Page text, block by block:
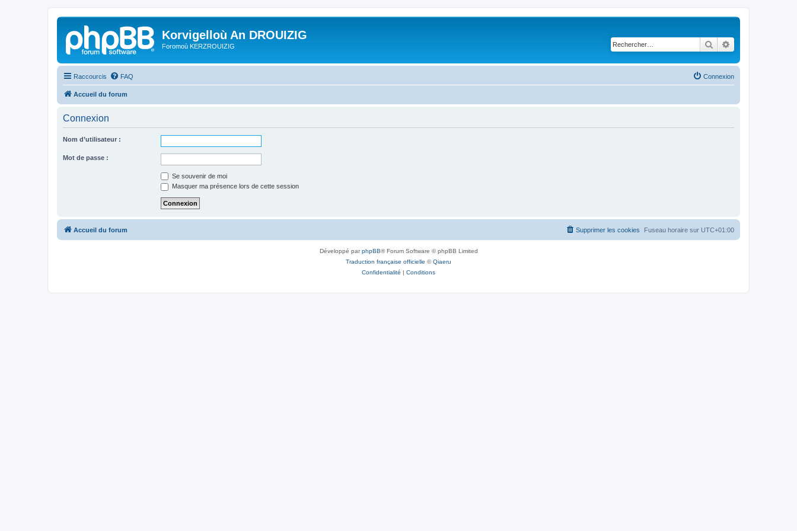
Korvigelloù An DROUIZIG
Foromoù KERZROUIZIG Rechercher
Raccourcis FAQ Connexion
Accueil du forum
Connexion
Nom d’utilisateur :
Mot de passe :
Se souvenir de moi
Masquer ma présence lors de cette session
Accueil du forum Fuseau horaire sur UTC+01:00
Supprimer les cookies
Développé parphpBB® Forum Software © phpBB Limited
Traduction française officielle ©Qiaeru
Confidentialité | Conditions